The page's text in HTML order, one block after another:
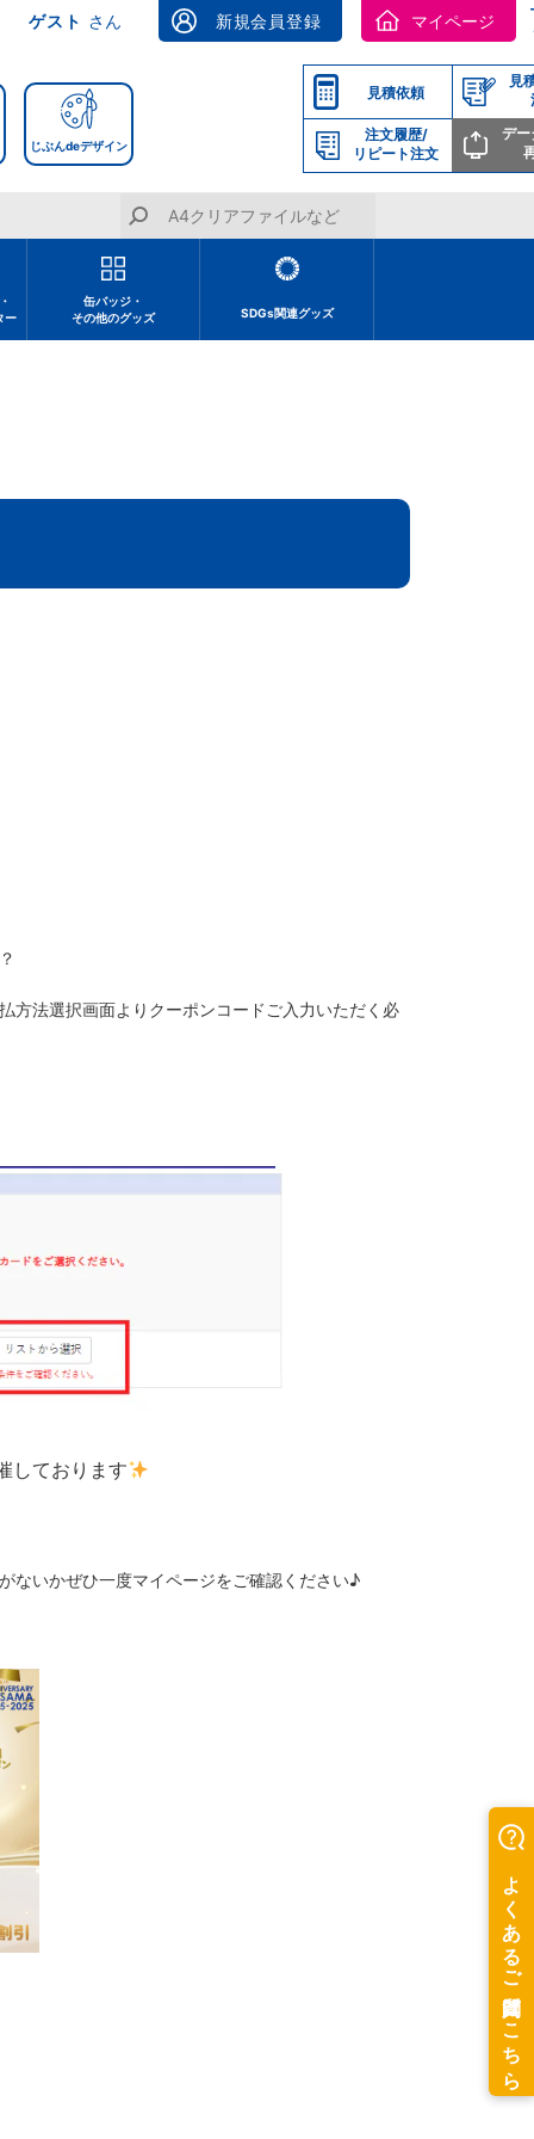
ゲスト さん 新規会員登録 マイページ
じぶんdeデザイン
見積依頼
見
注文履歴/
リピート注文
デー
ー
缶バッジ・
その他のグッズ
SDGs関連グッズ
方法選択画面よりクーポンコードご入力いただく必
しております
ないかぜひ一度マイページをご確認ください♪